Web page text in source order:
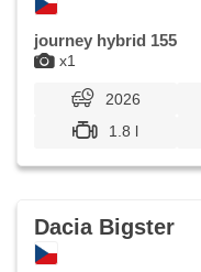
x1
journey hybrid 155
2026
1.8 l
Dacia Bigster